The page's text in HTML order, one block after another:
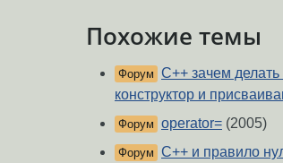
Похожие темы
Форум C++ зачем
конструктор и
Форум operator= (2005)
Форум С++ и правило